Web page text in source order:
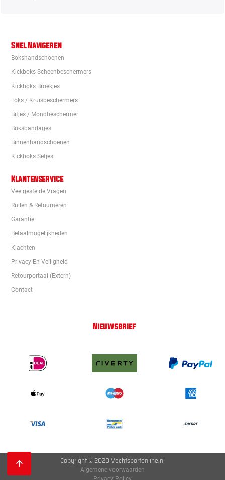
Snel Navigeren
Bokshandschoenen
Kickboks Scheenbeschermers
Kickboks Broekjes
Toks / Kruisbeschermers
Bitjes / Mondbeschermer
Boksbandages
Binnenhandschoenen
Kickboks Setjes
Klantenservice
Veelgestelde Vragen
Ruilen & Retourneren
Garantie
Betaalmogelijkheden
Klachten
Privacy En Veiligheid
Retourportaal (extern)
Contact
Nieuwsbrief
Copyright © 2020 Vechtsportonline.nl
Algemene voorwaarden